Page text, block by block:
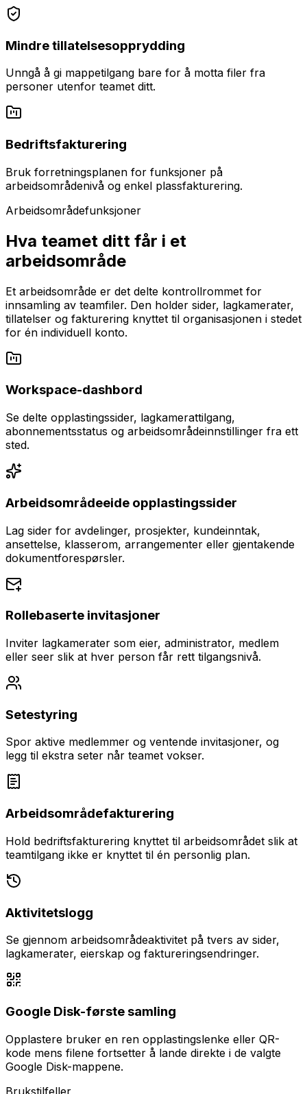
Mindre tillatelsesopprydding
Unngå å gi mappetilgang bare for å motta filer fra
personer utenfor teamet ditt.
Bedriftsfakturering
Bruk forretningsplanen for funksjoner på
arbeidsområdenivå og enkel plassfakturering.
Arbeidsområdefunksjoner
Hva teamet ditt får i et
arbeidsområde
Et arbeidsområde er det delte kontrollrommet for
innsamling av teamfiler. Den holder sider, lagkamerater,
tillatelser og fakturering knyttet til organisasjonen i stedet
for én individuell konto.
Workspace-dashbord
Se delte opplastingssider, lagkamerattilgang,
abonnementsstatus og arbeidsområdeinnstillinger fra ett
sted.
Arbeidsområdeeide opplastingssider
Lag sider for avdelinger, prosjekter, kundeinntak,
ansettelse, klasserom, arrangementer eller gjentakende
dokumentforespørsler.
Rollebaserte invitasjoner
Inviter lagkamerater som eier, administrator, medlem
eller seer slik at hver person får rett tilgangsnivå.
Setestyring
Spor aktive medlemmer og ventende invitasjoner, og
legg til ekstra seter når teamet vokser.
Arbeidsområdefakturering
Hold bedriftsfakturering knyttet til arbeidsområdet slik at
teamtilgang ikke er knyttet til én personlig plan.
Aktivitetslogg
Se gjennom arbeidsområdeaktivitet på tvers av sider,
lagkamerater, eierskap og faktureringsendringer.
Google Disk-første samling
Opplastere bruker en ren opplastingslenke eller QR-
kode mens filene fortsetter å lande direkte i de valgte
Google Disk-mappene.
Brukstilfeller